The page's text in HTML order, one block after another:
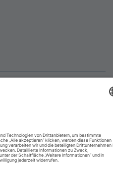
byUNIKAT